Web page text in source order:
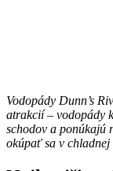
Vodopády Dunn’s
atrakcií – vodopády
schodov a ponúkajú
okúpať sa v chladnej